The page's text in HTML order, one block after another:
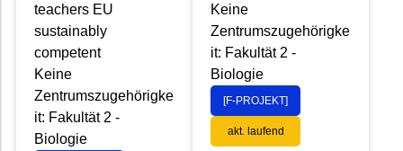
teachers EU
sustainably
competent
Keine
Zentrumszugehörigke
it: Fakultät 2 -
Biologie
Keine
Zentrumszugehörigke
it: Fakultät 2 -
Biologie
[F-PROJEKT]
akt. laufend